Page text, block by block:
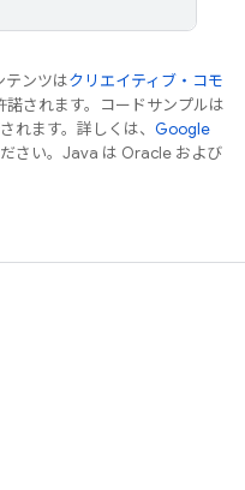
テンツはクリエイティブ・コモ
諾されます。コードサンプルは
れます。詳しくは、 Google
さい。Java は Oracle および